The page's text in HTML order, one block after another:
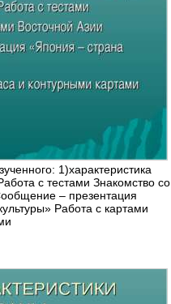
1)характеристика
с тестами Знакомство со
– презентация
Работа с картами